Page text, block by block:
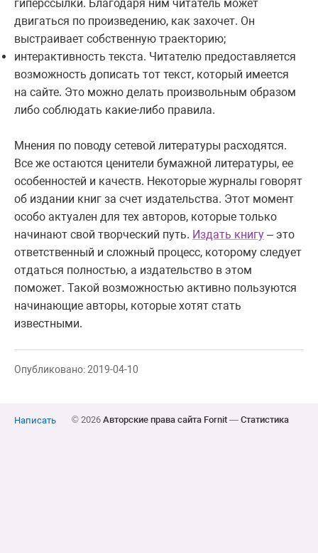
гиперссылки. Благодаря ним читатель может
двигаться по произведению, как захочет. Он
выстраивает собственную траекторию;
интерактивность текста. Читателю предоставляется
возможность дописать тот текст, который имеется
на сайте. Это можно делать произвольным образом
либо соблюдать какие-либо правила.
Мнения по поводу сетевой литературы расходятся.
Все же остаются ценители бумажной литературы, ее
особенностей и качеств. Некоторые журналы говорят
об издании книг за счет издательства. Этот момент
особо актуален для тех авторов, которые только
начинают свой творческий путь. Издать книгу – это
ответственный и сложный процесс, которому следует
отдаться полностью, а издательство в этом
поможет. Такой возможностью активно пользуются
начинающие авторы, которые хотят стать
известными.
Опубликовано: 2019-04-10
Написать © 2026 Авторские права сайта Fornit— Статистика